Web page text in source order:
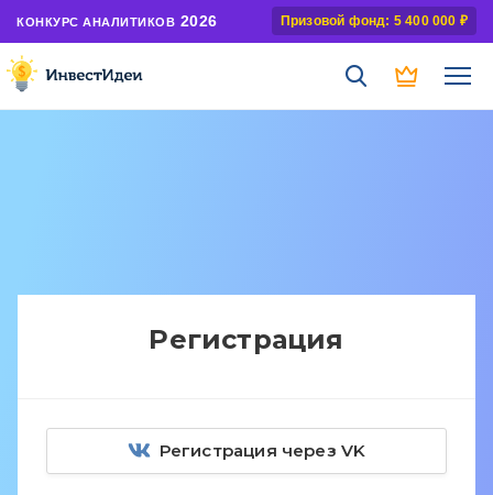
КОНКУРС АНАЛИТИКОВ 2026 Призовой фонд: 5 400 000 ₽
Регистрация
Регистрация через VK